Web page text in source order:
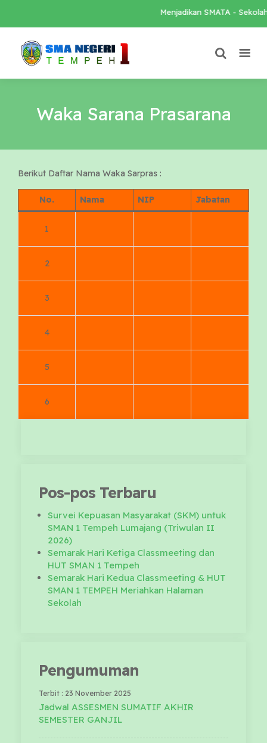
Menjadikan SMATA -
Waka Sarana Prasarana
Berikut Daftar Nama Waka Sarpras :
No. Nama NIP Jabatan
1
2
3
4
5
6
Pos-pos Terbaru
Survei Kepuasan Masyarakat (SKM) untuk
SMAN 1 Tempeh Lumajang (Triwulan II
2026)
Semarak Hari Ketiga Classmeeting dan
HUT SMAN 1 Tempeh
Semarak Hari Kedua Classmeeting & HUT
SMAN 1 TEMPEH Meriahkan Halaman
Sekolah
Pengumuman
Terbit : 23 November 2025
Jadwal ASSESMEN SUMATIF AKHIR
SEMESTER GANJIL